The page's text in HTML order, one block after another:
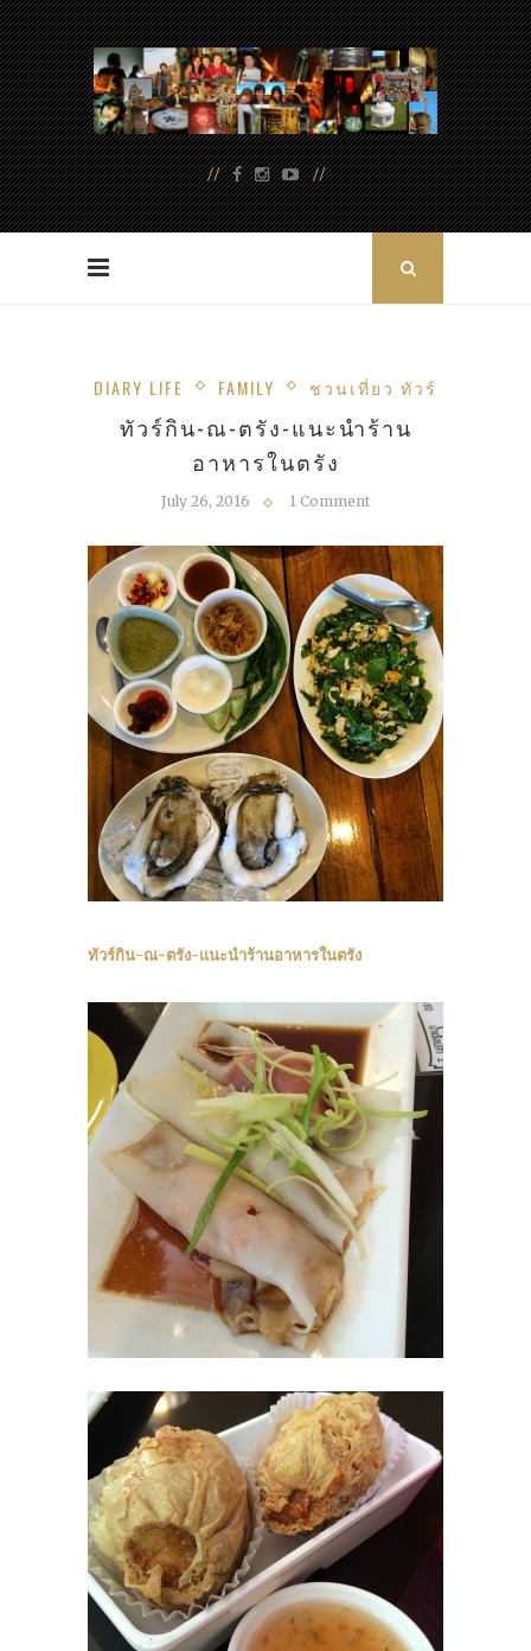
DIARY LIFE FAMILY ชวนเที่ยว ทัวร์
ทัวร์กิน-ณ-ตรัง-แนะนำร้าน
อาหารในตรัง
July 26, 2016 1 Comment
ทัวร์กิน-ณ-ตรัง-แนะนำร้านอาหารในตรัง